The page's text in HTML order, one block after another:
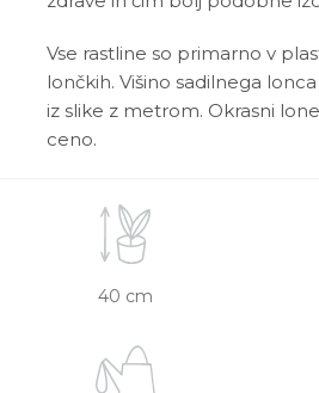
Vse rastline so primarno v
lončkih. Višino sadilnega
iz slike z metrom. Okrasni
ceno.
40 cm